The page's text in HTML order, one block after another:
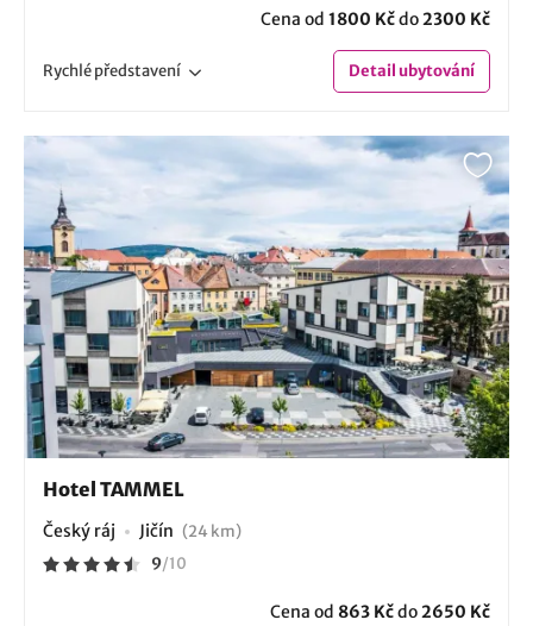
Cena od 1800 Kčdo2300 Kč
Rychlépředstavení Detailubytování
Hotel TAMMEL
Český ráj Jičín (24 km)
9/10
Cena od 863 Kčdo2650 Kč